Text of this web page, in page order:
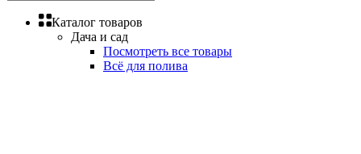
Каталог товаров
Дача и сад
Посмотреть все товары
Всё для полива